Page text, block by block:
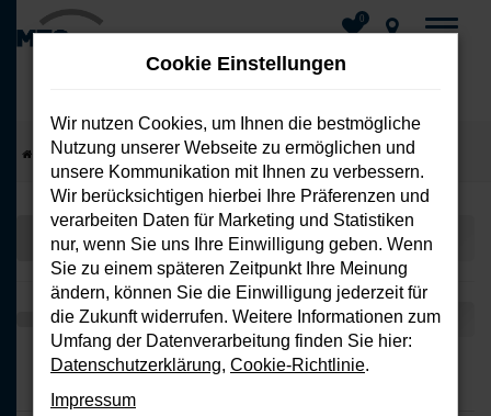
Zum
Hauptinhalt
springen
0
Startseite Fahrzeuge Fahrzeug-Showroom
Cookie Einstellungen
Wir nutzen Cookies, um Ihnen die bestmögliche
Nutzung unserer Webseite zu ermöglichen und
unsere Kommunikation mit Ihnen zu verbessern.
Wir berücksichtigen hierbei Ihre Präferenzen und
verarbeiten Daten für Marketing und Statistiken
nur, wenn Sie uns Ihre Einwilligung geben. Wenn
Sie zu einem späteren Zeitpunkt Ihre Meinung
ändern, können Sie die Einwilligung jederzeit für
die Zukunft widerrufen. Weitere Informationen zum
Umfang der Datenverarbeitung finden Sie hier:
Datenschutzerklärung, Cookie-Richtlinie.
Impressum